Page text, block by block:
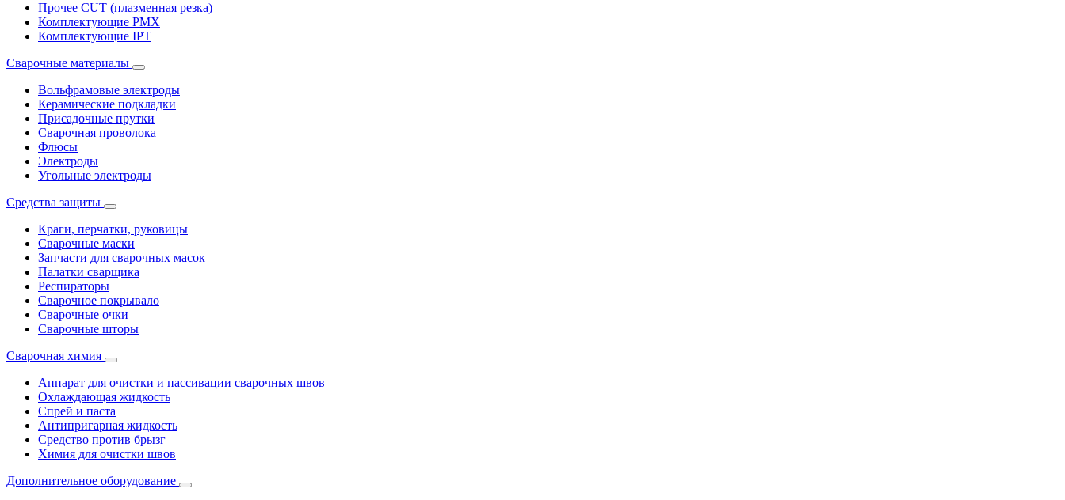
Прочее CUT (плазменная резка)
Комплектующие PMX
Комплектующие IPT
Сварочные материалы
Вольфрамовые электроды
Керамические подкладки
Присадочные прутки
Сварочная проволока
Флюсы
Электроды
Угольные электроды
Средства защиты
Краги, перчатки, руковицы
Сварочные маски
Запчасти для сварочных масок
Палатки сварщика
Респираторы
Сварочное покрывало
Сварочные очки
Сварочные шторы
Сварочная химия
Аппарат для очистки и пассивации сварочных швов
Охлаждающая жидкость
Спрей и паста
Антипригарная жидкость
Средство против брызг
Химия для очистки швов
Дополнительное оборудование